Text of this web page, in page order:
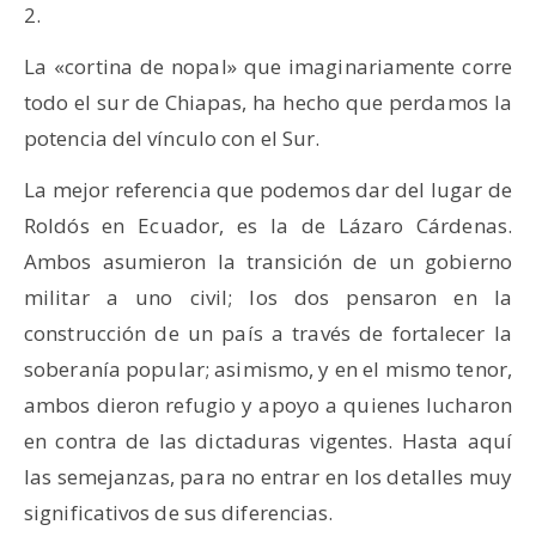
2.
La «cortina de nopal» que imaginariamente corre
todo el sur de Chiapas, ha hecho que perdamos la
potencia del vínculo con el Sur.
La mejor referencia que podemos dar del lugar de
Roldós en Ecuador, es la de Lázaro Cárdenas.
Ambos asumieron la transición de un gobierno
militar a uno civil; los dos pensaron en la
construcción de un país a través de fortalecer la
soberanía popular; asimismo, y en el mismo tenor,
ambos dieron refugio y apoyo a quienes lucharon
en contra de las dictaduras vigentes. Hasta aquí
las semejanzas, para no entrar en los detalles muy
significativos de sus diferencias.